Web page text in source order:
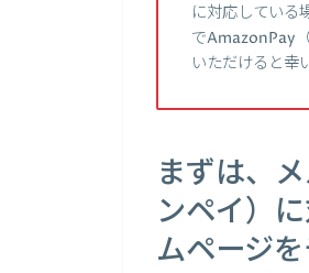
に対応している
でAmazonPay
いただけると幸
まずは、
ンペイ）
ムページ